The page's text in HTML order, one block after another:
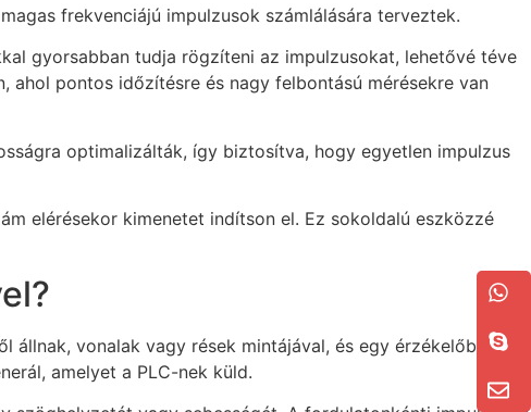
frekvenciájú impulzusok számlálására terveztek.
gyorsabban tudja rögzíteni az impulzusokat, lehetővé téve
pontos időzítésre és nagy felbontású mérésekre van
optimalizálták, így biztosítva, hogy egyetlen impulzus
elérésekor kimenetet indítson el. Ez sokoldalú eszközzé
vonalak vagy rések mintájával, és egy érzékelőből,
amelyet a PLC-nek küld.